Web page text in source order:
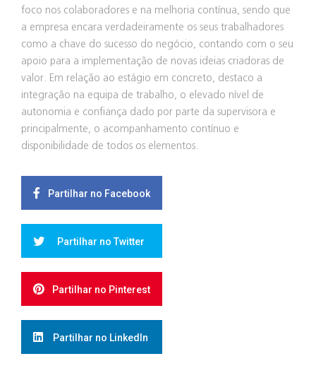
foco nos colaboradores e na melhoria contínua, sendo que
a empresa encara verdadeiramente os seus trabalhadores
como a chave do sucesso do negócio, contando com o seu
apoio para a implementação de novas ideias criadoras de
valor. Em relação ao estágio em concreto, destaco a
integração na equipa de trabalho, o elevado nível de
autonomia e confiança dado por parte da supervisora e
principalmente, o acompanhamento contínuo e
disponibilidade de todos os elementos.
Partilhar no Facebook
Partilhar no Twitter
Partilhar no Pinterest
Partilhar no LinkedIn